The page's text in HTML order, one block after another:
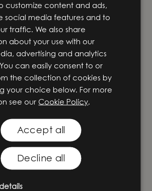
– hur häftigt är inte
ingenjörskompetens,
och affärsförståelse
kunder att omvandla ny
lösningar som skapar
i skärningspunkten
och
och stöttar våra
hela resan – från de
till utveckling,
och vidare utveckling.
customize content and ads,
social media features and to
traffic. We also share
about your use with our
advertising and analytics
can easily consent to or
the collection of cookies by
your choice below. For more
see our Cookie Policy.
Accept all
Decline all